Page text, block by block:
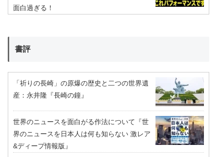
面白過ぎる！
書評
「祈りの長崎」の原爆の歴史と二つの世界遺
産：永井隆『長崎の鐘』
世界のニュースを面白がる作法について『世
界のニュースを日本人は何も知らない 激レア
&ディープ情報版』